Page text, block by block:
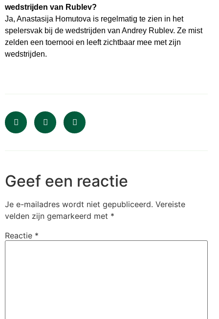
wedstrijden van Rublev?
Ja, Anastasija Homutova is regelmatig te zien in het
spelersvak bij de wedstrijden van Andrey Rublev. Ze mist
zelden een toernooi en leeft zichtbaar mee met zijn
wedstrijden.
Geef een reactie
Je e-mailadres wordt niet gepubliceerd. Vereiste
velden zijn gemarkeerd met *
Reactie *